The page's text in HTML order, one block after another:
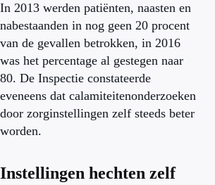
In 2013 werden patiënten, naasten en
nabestaanden in nog geen 20 procent
van de gevallen betrokken, in 2016
was het percentage al gestegen naar
80. De Inspectie constateerde
eveneens dat calamiteitenonderzoeken
door zorginstellingen zelf steeds beter
worden.
Instellingen hechten zelf